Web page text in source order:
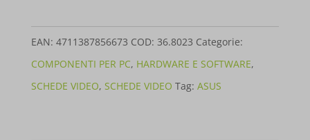
NVIDIA
TUF-
RTX5080-
EAN: 4711387856673 COD: 36.8023 Categorie:
COMPONENTI PER PC, HARDWARE E SOFTWARE,
SCHEDE VIDEO, SCHEDE VIDEO Tag: ASUS